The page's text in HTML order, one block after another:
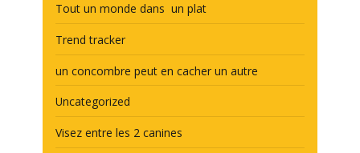
Tout un monde dans un plat
Trend tracker
un concombre peut en cacher un autre
Uncategorized
Visez entre les 2 canines